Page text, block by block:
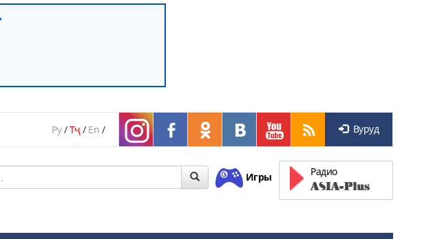
Ру/Тҷ/ En / Вуруд
Игры Радио